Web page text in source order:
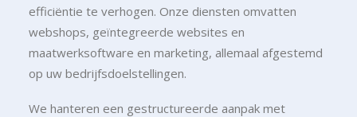
efficiëntie te verhogen. Onze diensten omvatten
webshops, geïntegreerde websites en
maatwerksoftware en marketing, allemaal afgestemd
op uw bedrijfsdoelstellingen.
We hanteren een gestructureerde aanpak met